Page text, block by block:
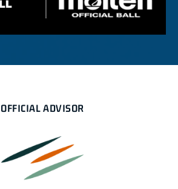
OFFICIAL ADVISOR